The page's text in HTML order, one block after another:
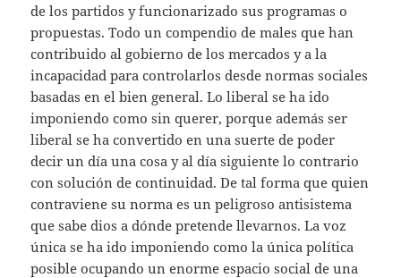
de los partidos y funcionarizado sus programas o
propuestas. Todo un compendio de males que han
contribuido al gobierno de los mercados y a la
incapacidad para controlarlos desde normas sociales
basadas en el bien general. Lo liberal se ha ido
imponiendo como sin querer, porque además ser
liberal se ha convertido en una suerte de poder
decir un día una cosa y al día siguiente lo contrario
con solución de continuidad. De tal forma que quien
contraviene su norma es un peligroso antisistema
que sabe dios a dónde pretende llevarnos. La voz
única se ha ido imponiendo como la única política
posible ocupando un enorme espacio social de una